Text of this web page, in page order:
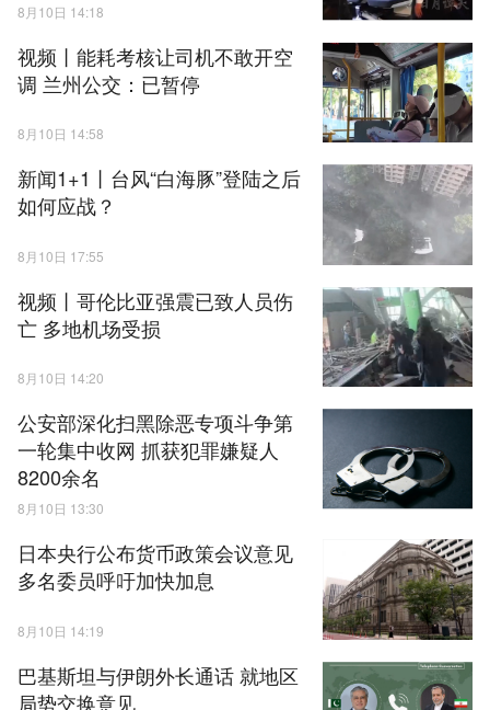
8月10日 14:18
视频丨能耗考核让司机不敢开空
调 兰州公交：已暂停
8月10日 14:58
新闻1+1丨台风“白海豚”登陆之后
如何应战？
8月10日 17:55
视频丨哥伦比亚强震已致人员伤
亡 多地机场受损
8月10日 14:20
公安部深化扫黑除恶专项斗争第
一轮集中收网 抓获犯罪嫌疑人
8200余名
8月10日 13:30
日本央行公布货币政策会议意见
多名委员呼吁加快加息
8月10日 14:19
巴基斯坦与伊朗外长通话 就地区
局势交换意见